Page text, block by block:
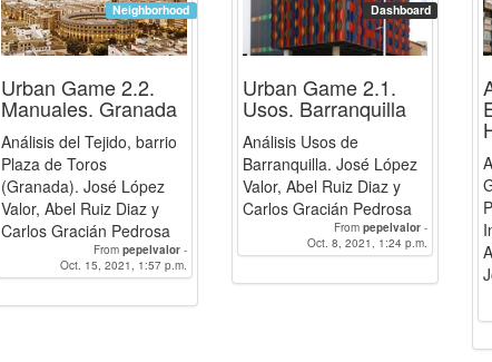
Neighborhood
Urban Game 2.2.
Manuales. Granada
Análisis del Tejido, barrio
Plaza de Toros
(Granada). José López
Valor, Abel Ruiz Diaz y
Carlos Gracián Pedrosa
From pepelvalor-
CarlosGraciánPedrosa-
Abelruizdiaz
Oct. 15, 2021, 1:57 p.m.
Dashboard
Urban Game 2.1.
Usos. Barranquilla
Análisis Usos de
Barranquilla. José López
Valor, Abel Ruiz Diaz y
Carlos Gracián Pedrosa
From pepelvalor -
CarlosGraciánPedrosa
Abelruizdiaz
Oct. 8, 2021, 1:24 p.m.